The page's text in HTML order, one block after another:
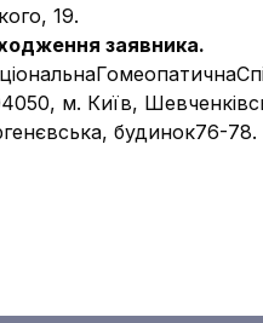
19.
заявника.
м. Київ,
будинок76-78.